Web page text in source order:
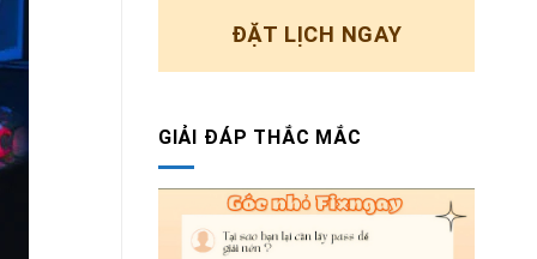
ĐẶT LỊCH NGAY
GIẢI ĐÁP THẮC MẮC